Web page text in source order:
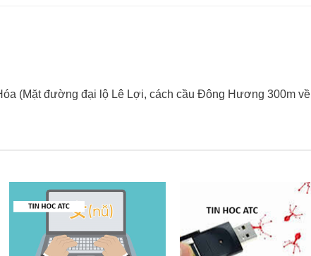
(Mặt đường đại lộ Lê Lợi, cách cầu Đông Hương 300m về